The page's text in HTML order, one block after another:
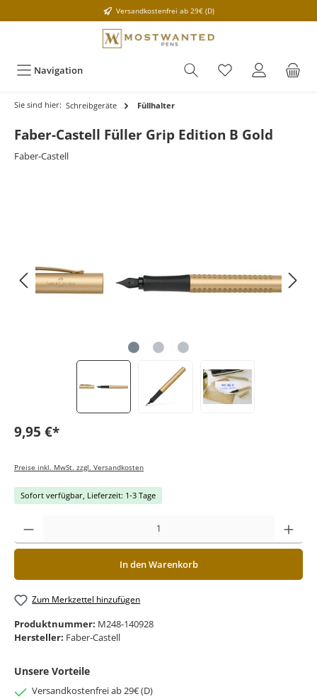
Versandkostenfrei ab 29€ (D)
Navigation
Sie sind hier: Schreibgeräte Füllhalter
Faber-Castell Füller Grip Edition B Gold
Faber-Castell
9,95 €*
Preise inkl. MwSt. zzgl. Versandkosten
Sofort verfügbar, Lieferzeit: 1-3 Tage
In den Warenkorb
Zum Merkzettel hinzufügen
Produktnummer: M248-140928
Hersteller: Faber-Castell
Unsere Vorteile
Versandkostenfrei ab 29€ (D)